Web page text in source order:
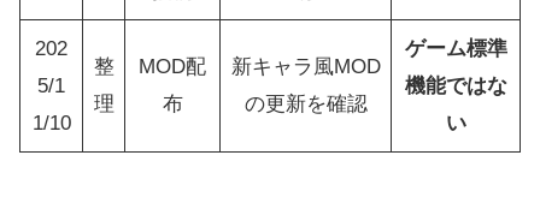
202
5/1
1/10
整
理
MOD配
布
新キャラ風MOD
の更新を確認
ゲーム標準
機能ではな
い